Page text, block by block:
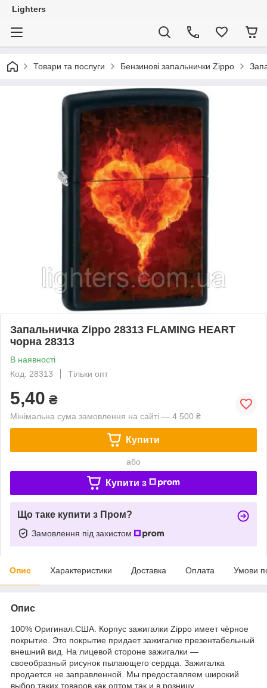
Lighters
Товари та послуги Бензинові запальнички Zippo
Запальничка Zippo 28313 FLAMING HEART
чорна 28313
В наявності
Код: 28313
Тільки опт
5,40 ₴
Мінімальна сума замовлення на сайті — 4 500 ₴
Купити
або
Купити з
Що таке купити з Пром?
Замовлення під захистом
Опис Характеристики Доставка Оплата Умови
Опис
100% Оригинал.США. Корпус зажигалки Zippo имеет чёрное
покрытие. Это покрытие придает зажигалке презентабельный
внешний вид. На лицевой стороне зажигалки —
своеобразный рисунок пылающего сердца. Зажигалка
продается не заправленной. Мы предоставляем широкий
выбор таких товаров как оптом так и в розницу.